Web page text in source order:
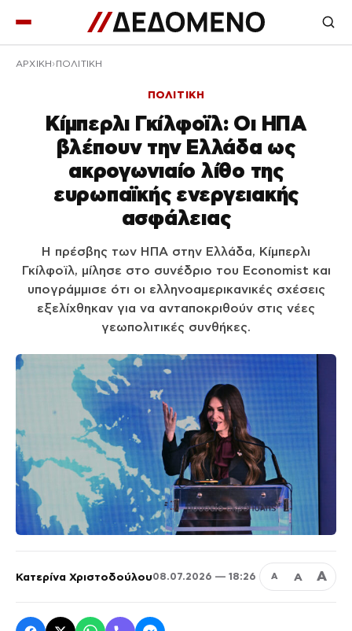
ΑΡΧΙΚΉ ΠΟΛΙΤΙΚΗ
ΠΟΛΙΤΙΚΗ
Κίμπερλι Γκίλφοϊλ: Οι ΗΠΑ
βλέπουν την Ελλάδα ως
ακρογωνιαίο λίθο της
ευρωπαϊκής ενεργειακής
ασφάλειας
Η πρέσβης των ΗΠΑ στην Ελλάδα, Κίμπερλι
Γκίλφοϊλ, μίλησε στο συνέδριο του Economist και
υπογράμμισε ότι οι ελληνοαμερικανικές σχέσεις
εξελίχθηκαν για να ανταποκριθούν στις νέες
γεωπολιτικές συνθήκες.
Κατερίνα Χριστοδούλου08.07.2026 — 18:26 Α Α Α